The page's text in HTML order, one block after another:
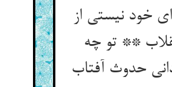
خود نیستی از
** تو چه
حدوث آفتاب